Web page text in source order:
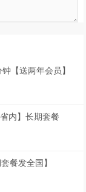
【送两年会员】
内】长期套餐
餐发全国】